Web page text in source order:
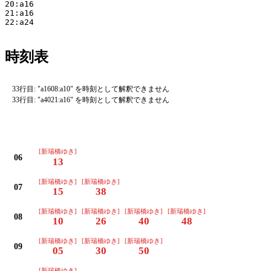
20:a16
21:a16
22:a24
時刻表
33行目: "a1608:a10" を時刻として解釈できません
33行目: "a4021:a16" を時刻として解釈できません
06
[新瑞橋ゆき]
13
07
[新瑞橋ゆき]
15
[新瑞橋ゆき]
38
08
[新瑞橋ゆき]
10
[新瑞橋ゆき]
26
[新瑞橋ゆき]
40
[新瑞橋ゆき]
48
09
[新瑞橋ゆき]
05
[新瑞橋ゆき]
30
[新瑞橋ゆき]
50